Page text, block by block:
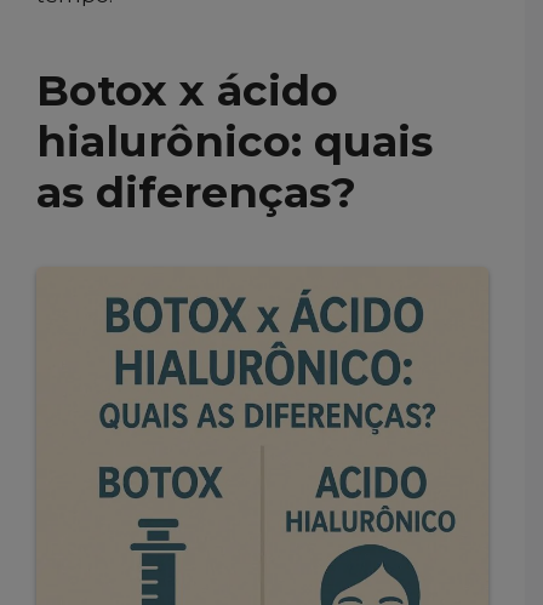
Botox x ácido
hialurônico: quais
as diferenças?